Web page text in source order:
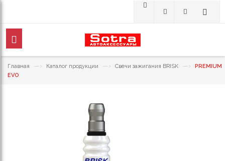
Главная —› Каталог продукции —› Свечи зажигания BRISK —›
PREMIUM
EVO